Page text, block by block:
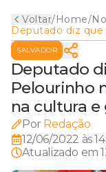
Voltar/Home/
Deputado diz
no Pelourinho
inserção do MST
gastronomia de
SALVADOR
Deputado
Pelourinho
na cultura
Por Redação
12/06/2022 às
Atualizado em